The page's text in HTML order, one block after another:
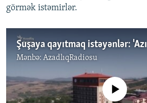
görmək istəmirlər.
Mənbə: AzadlıqRadiosu
No media source